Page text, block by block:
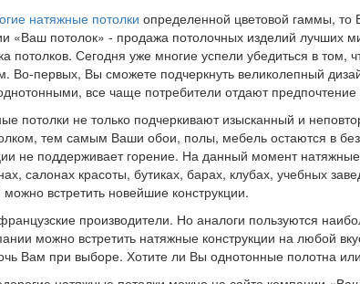
натяжные потолки определенной цветовой гаммы, то
«Ваш потолок» - продажа потолочных изделий лучших
потолков. Сегодня уже многие успели убедиться в
Во-первых, Вы сможете подчеркнуть великолепный
все чаще потребители отдают
потолки не только подчеркивают изысканный и
тем самым Ваши обои, полы, мебель остаются в
не поддерживает горение. На данный момент
салонах красоты, бутиках, барах, клубах, учебных
встретить новейшие конструкции.
производители. Но аналоги пользуются
можно встретить натяжные конструкции на любой
Вам при выборе. Хотите ли Вы однотонные полотна